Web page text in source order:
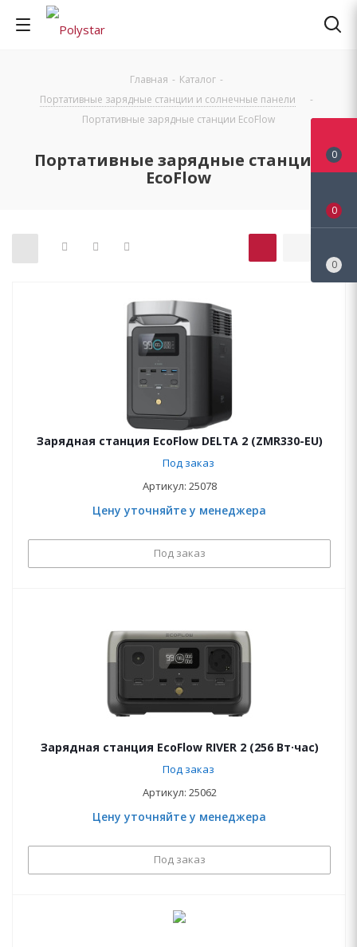
Главная - Каталог -
Портативные зарядные станции и солнечные панели
-
Портативные зарядные станции EcoFlow
Портативные зарядные станции
EcoFlow
Зарядная станция EcoFlow DELTA 2 (ZMR330-EU)
Под заказ
Артикул: 25078
Цену уточняйте у менеджера
Под заказ
Зарядная станция EcoFlow RIVER 2 (256 Вт·час)
Под заказ
Артикул: 25062
Цену уточняйте у менеджера
Под заказ
0
0
0